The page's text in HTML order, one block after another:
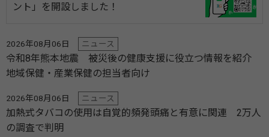
ント」を開設しました！
2026年08月06日 ニュース
令和8年熊本地震 被災後の健康支援に役立つ情報を紹介
地域保健・産業保健の担当者向け
2026年08月06日 ニュース
加熱式タバコの使用は自覚的頻発頭痛と有意に関連 2万人
の調査で判明